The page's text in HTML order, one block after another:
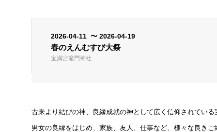
2026-04-11 〜 2026-04-19
春のえんむすび大祭
宝満宮竈門神社
古来より結びの神、良縁成就の神として広く信仰されている
男女の良縁をはじめ、家族、友人、仕事など、様々な良き